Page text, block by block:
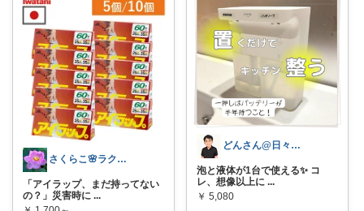
さくらこ🌸ラクする暮らしnote
「アイラップ、まだ持ってない
の？」災害時に ...
どんさん@日々の生活に彩りを
泡と液体が1台で使える✨ コ
レ、想像以上に ...
￥ 5,080